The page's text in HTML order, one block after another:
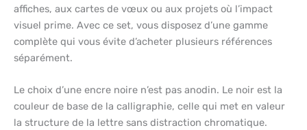
affiches, aux cartes de vœux ou aux projets où l’impact
visuel prime. Avec ce set, vous disposez d’une gamme
complète qui vous évite d’acheter plusieurs références
séparément.
Le choix d’une encre noire n’est pas anodin. Le noir est la
couleur de base de la calligraphie, celle qui met en valeur
la structure de la lettre sans distraction chromatique.